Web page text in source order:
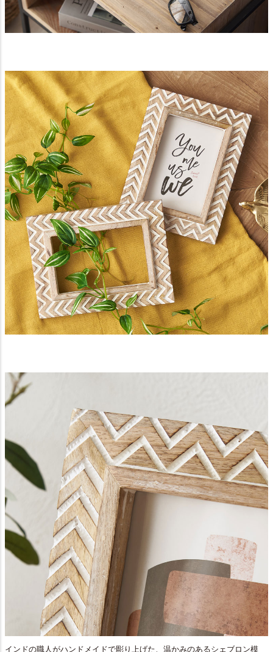
インドの職人がハンドメイドで彫り上げた、温かみのあるシェブロン模